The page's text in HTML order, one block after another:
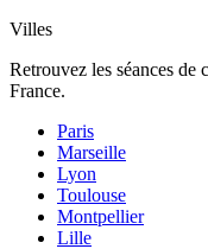
Villes
Retrouvez les séances de
France.
Paris
Marseille
Lyon
Toulouse
Montpellier
Lille